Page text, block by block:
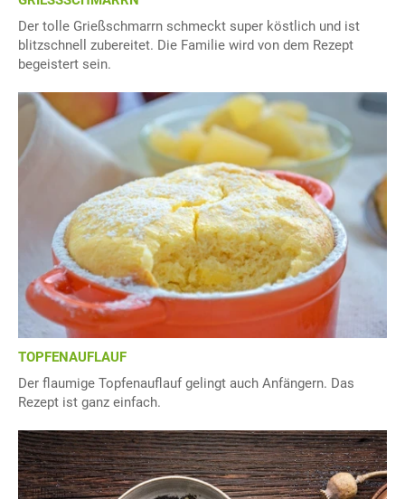
Der tolle Grießschmarrn schmeckt super köstlich und ist
blitzschnell zubereitet. Die Familie wird von dem Rezept
begeistert sein.
TOPFENAUFLAUF
Der flaumige Topfenauflauf gelingt auch Anfängern. Das
Rezept ist ganz einfach.